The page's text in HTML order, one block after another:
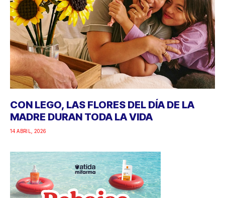
CON LEGO, LAS FLORES DEL DÍA DE LA
MADRE DURAN TODA LA VIDA
14 ABRIL, 2026